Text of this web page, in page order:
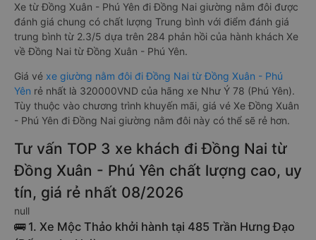
Xe từ Đồng Xuân - Phú Yên đi Đồng Nai giường nằm đôi được
đánh giá chung có chất lượng Trung bình với điểm đánh giá
trung bình từ 2.3/5 dựa trên 284 phản hồi của hành khách Xe
về Đồng Nai từ Đồng Xuân - Phú Yên.
Giá vé xe giường nằm đôi đi Đồng Nai từ Đồng Xuân - Phú
Yên rẻ nhất là 320000VND của hãng xe Như Ý 78 (Phú Yên).
Tùy thuộc vào chương trình khuyến mãi, giá vé Xe Đồng Xuân
- Phú Yên đi Đồng Nai giường nằm đôi này có thể sẽ rẻ hơn.
Tư vấn TOP 3 xe khách đi Đồng Nai từ
Đồng Xuân - Phú Yên chất lượng cao, uy
tín, giá rẻ nhất 08/2026
null
🚌 1. Xe Mộc Thảo khởi hành tại 485 Trần Hưng Đạo